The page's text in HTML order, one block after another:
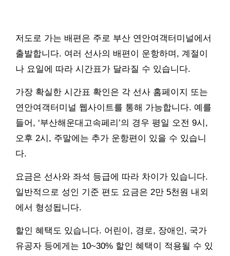
저도로 가는 배편은 주로 부산 연안여객터미널에서
출발합니다. 여러 선사의 배편이 운항하며, 계절이
나 요일에 따라 시간표가 달라질 수 있습니다.
가장 확실한 시간표 확인은 각 선사 홈페이지 또는
연안여객터미널 웹사이트를 통해 가능합니다. 예를
들어, ‘부산해운대고속페리’의 경우 평일 오전 9시,
오후 2시, 주말에는 추가 운항편이 있을 수 있습니
다.
요금은 선사와 좌석 등급에 따라 차이가 있습니다.
일반적으로 성인 기준 편도 요금은 2만 5천원 내외
에서 형성됩니다.
할인 혜택도 있습니다. 어린이, 경로, 장애인, 국가
유공자 등에게는 10~30% 할인 혜택이 적용될 수 있